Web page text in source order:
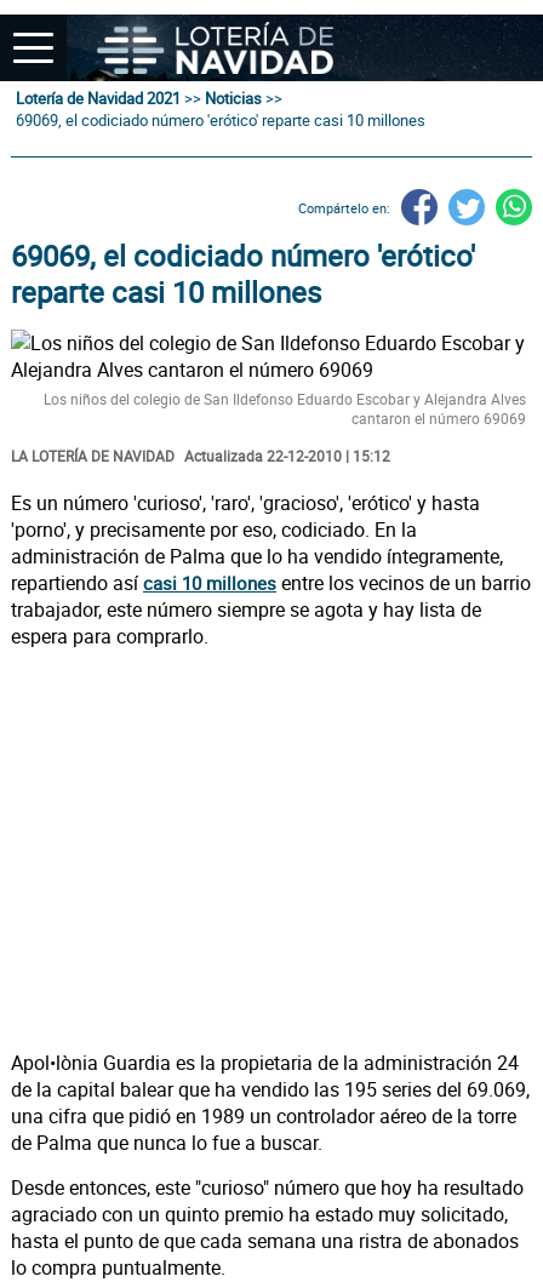
Lotería de Navidad 2021 >> Noticias>>
69069, el codiciado número 'erótico' reparte casi 10 millones
Compártelo en:
69069, el codiciado número 'erótico'
reparte casi 10 millones
Los niños del colegio de San Ildefonso Eduardo Escobar y Alejandra Alves
cantaron el número 69069
LA LOTERÍA DE NAVIDAD Actualizada 22-12-2010 | 15:12
Es un número 'curioso', 'raro', 'gracioso', 'erótico' y hasta
'porno', y precisamente por eso, codiciado. En la
administración de Palma que lo ha vendido íntegramente,
repartiendo asícasi 10 millonesentre los vecinos de un barrio
trabajador, este número siempre se agota y hay lista de
espera para comprarlo.
Apol•lònia Guardia es la propietaria de la administración 24
de la capital balear que ha vendido las 195 series del 69.069,
una cifra que pidió en 1989 un controlador aéreo de la torre
de Palma que nunca lo fue a buscar.
Desde entonces, este "curioso" número que hoy ha resultado
agraciado con un quinto premio ha estado muy solicitado,
hasta el punto de que cada semana una ristra de abonados
lo compra puntualmente.